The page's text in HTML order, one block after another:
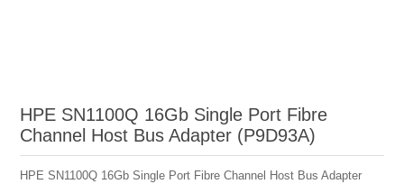
HPE SN1100Q 16Gb Single Port Fibre
Channel Host Bus Adapter (P9D93A)
HPE SN1100Q 16Gb Single Port Fibre Channel Host Bus Adapter